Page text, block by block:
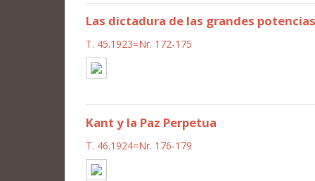
Las dictadura de las grandes potencias
T. 45.1923=Nr. 172-175
Kant y la Paz Perpetua
T. 46.1924=Nr. 176-179